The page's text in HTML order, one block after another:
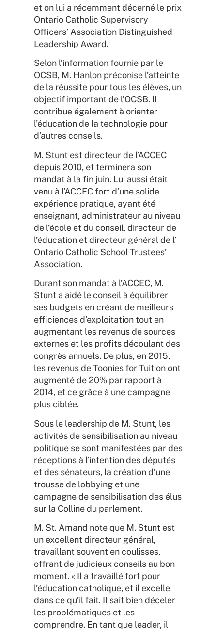
et on lui a récemment décerné le prix
Ontario Catholic Supervisory
Officers’ Association Distinguished
Leadership Award.
Selon l’information fournie par le
OCSB, M. Hanlon préconise l’atteinte
de la réussite pour tous les élèves, un
objectif important de l’OCSB. Il
contribue également à orienter
l’éducation de la technologie pour
d’autres conseils.
M. Stunt est directeur de l’ACCEC
depuis 2010, et terminera son
mandat à la fin juin. Lui aussi était
venu à l’ACCEC fort d’une solide
expérience pratique, ayant été
enseignant, administrateur au niveau
de l’école et du conseil, directeur de
l’éducation et directeur général de l’
Ontario Catholic School Trustees’
Association.
Durant son mandat à l’ACCEC, M.
Stunt a aidé le conseil à équilibrer
ses budgets en créant de meilleurs
efficiences d’exploitation tout en
augmentant les revenus de sources
externes et les profits découlant des
congrès annuels. De plus, en 2015,
les revenus de Toonies for Tuition ont
augmenté de 20% par rapport à
2014, et ce grâce à une campagne
plus ciblée.
Sous le leadership de M. Stunt, les
activités de sensibilisation au niveau
politique se sont manifestées par des
réceptions à l’intention des députés
et des sénateurs, la création d’une
trousse de lobbying et une
campagne de sensibilisation des élus
sur la Colline du parlement.
M. St. Amand note que M. Stunt est
un excellent directeur général,
travaillant souvent en coulisses,
offrant de judicieux conseils au bon
moment. « Il a travaillé fort pour
l’éducation catholique, et il excelle
dans ce qu’il fait. Il sait bien déceler
les problématiques et les
comprendre. En tant que leader, il